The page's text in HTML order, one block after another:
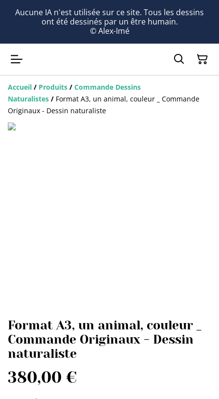
Aucune IA n'est utilisée sur ce site. Tous les dessins
ont été dessinés par un être humain.
© Alex-Imé
Accueil / Produits / Commande Dessins
Naturalistes / Format A3, un animal, couleur _ Commande
Originaux - Dessin naturaliste
Format A3, un animal, couleur _
Commande Originaux - Dessin
naturaliste
380,00 €